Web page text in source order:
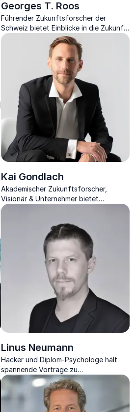
Georges T. Roos
Führender Zukunftsforscher der
Schweiz bietet Einblicke in die Zukunft
und Megatrends.
Kai Gondlach
Akademischer Zukunftsforscher,
Visionär & Unternehmer bietet
fundierte Einblicke in Zukunftstrends
Linus Neumann
Hacker und Diplom-Psychologe hält
spannende Vorträge zu
Cybersicherheit, Netzpolitik und
Digitalisierung.